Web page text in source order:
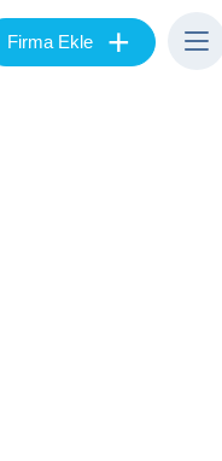
Firma Ekle +